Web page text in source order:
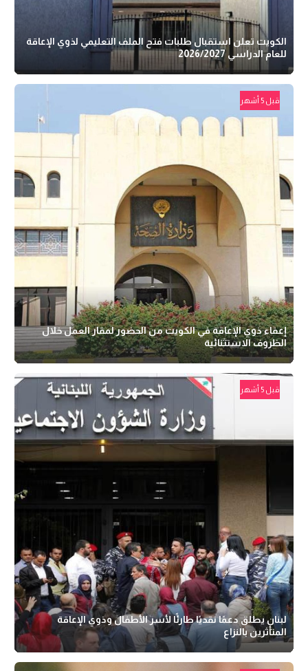
الكويت تعلن استقبال طلبات فتح الملف التعليمي لذوي الإعاقة
للعام الدراسي 2026/2027
قبل 5 أشهر
إعفاء ذوي الإعاقة في الكويت من الحضور لمقار العمل خلال
الظروف الاستثنائية
قبل 5 أشهر
لبنان يطلق دعمًا نقديًا طارئًا لأسر الأطفال وذوي الإعاقة
المتأثرين بالنزاع